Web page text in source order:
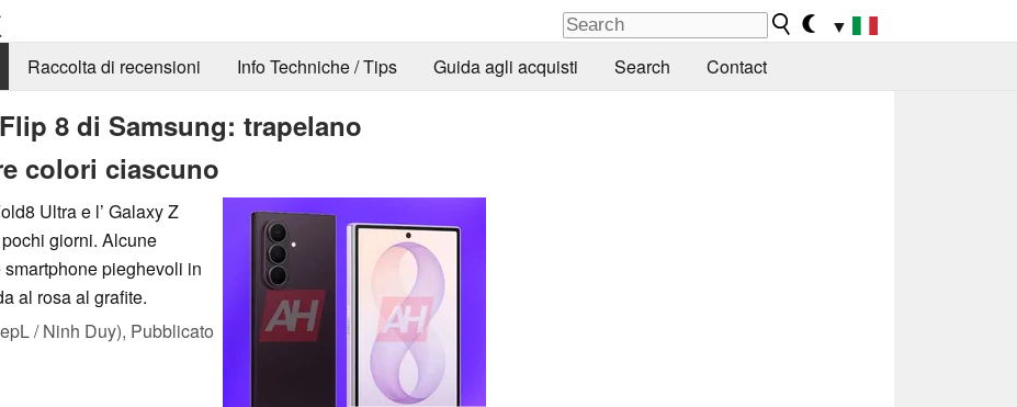
▼
Raccolta di recensioni Info Techniche / Tips Guida agli acquisti Search Contact
8 di Samsung: trapelano
colori ciascuno
Ultra e l’ Galaxy Z
giorni. Alcune
pieghevoli in
al rosa al grafite.
/ Ninh Duy), Pubblicato